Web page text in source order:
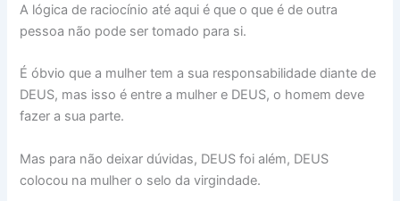
A lógica de raciocínio até aqui é que o que é de outra
pessoa não pode ser tomado para si.
É óbvio que a mulher tem a sua responsabilidade diante de
DEUS, mas isso é entre a mulher e DEUS, o homem deve
fazer a sua parte.
Mas para não deixar dúvidas, DEUS foi além, DEUS
colocou na mulher o selo da virgindade.